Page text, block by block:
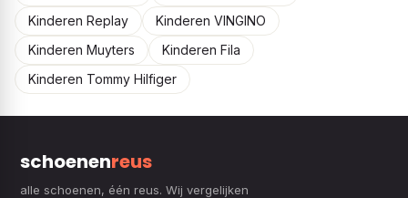
Kinderen Replay
Kinderen VINGINO
Kinderen Muyters
Kinderen Fila
Kinderen Tommy Hilfiger
schoenenreus
alle schoenen, één reus. Wij vergelijken